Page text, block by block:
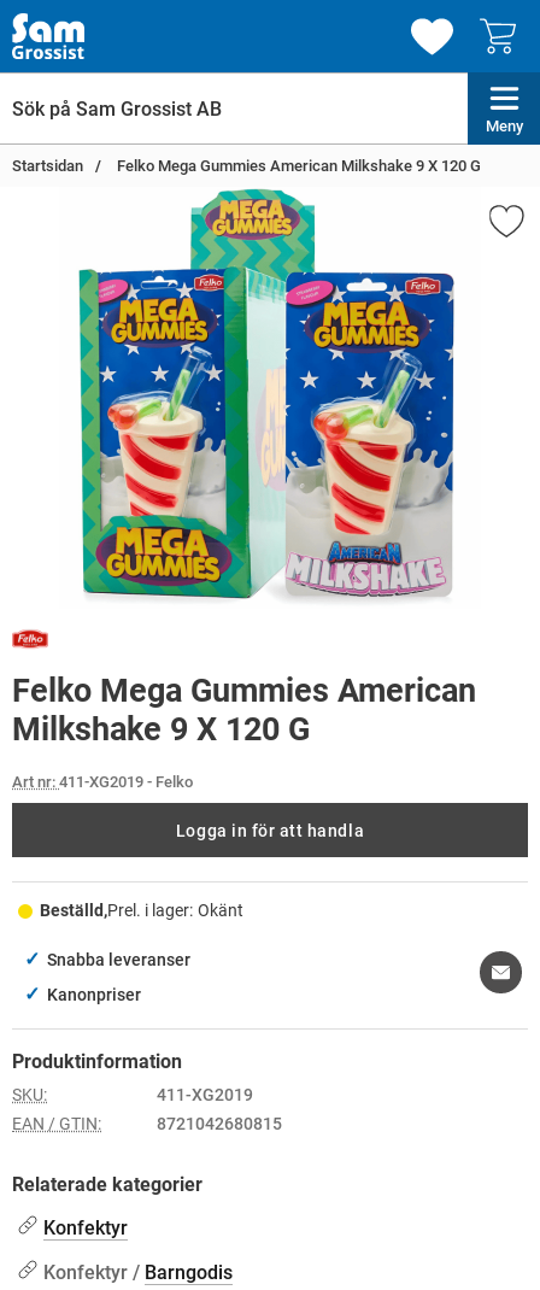
Meny
Startsidan Felko Mega Gummies American Milkshake 9 X 120 G
Felko Mega Gummies American
Milkshake 9 X 120 G
Art nr: 411-XG2019 - Felko
Logga in för att handla
Beställd,Prel. i lager: Okänt
✓ Snabba leveranser
✓ Kanonpriser
Produktinformation
SKU:
411-XG2019
EAN / GTIN:
8721042680815
Relaterade kategorier
Konfektyr
Konfektyr / Barngodis